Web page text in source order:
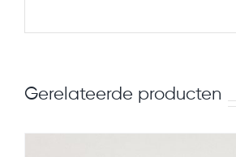
Gerelateerde producten